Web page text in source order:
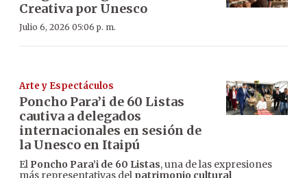
Creativa por Unesco
Julio 6, 2026 05:06 p. m.
Arte y Espectáculos
Poncho Para’i de 60 Listas
cautiva a delegados
internacionales en sesión de
la Unesco en Itaipú
El Poncho Para’i de 60 Listas, una de las expresiones
más representativas del patrimonio cultural